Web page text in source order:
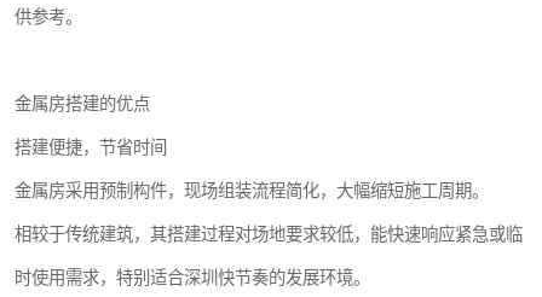
供参考。
金属房搭建的优点
搭建便捷，节省时间
金属房采用预制构件，现场组装流程简化，大幅缩短施工周期。
相较于传统建筑，其搭建过程对场地要求较低，能快速响应紧急或临
时使用需求，特别适合深圳快节奏的发展环境。